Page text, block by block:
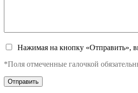
Нажимая на кнопку «Отправить»,
*Поля отмеченные галочкой